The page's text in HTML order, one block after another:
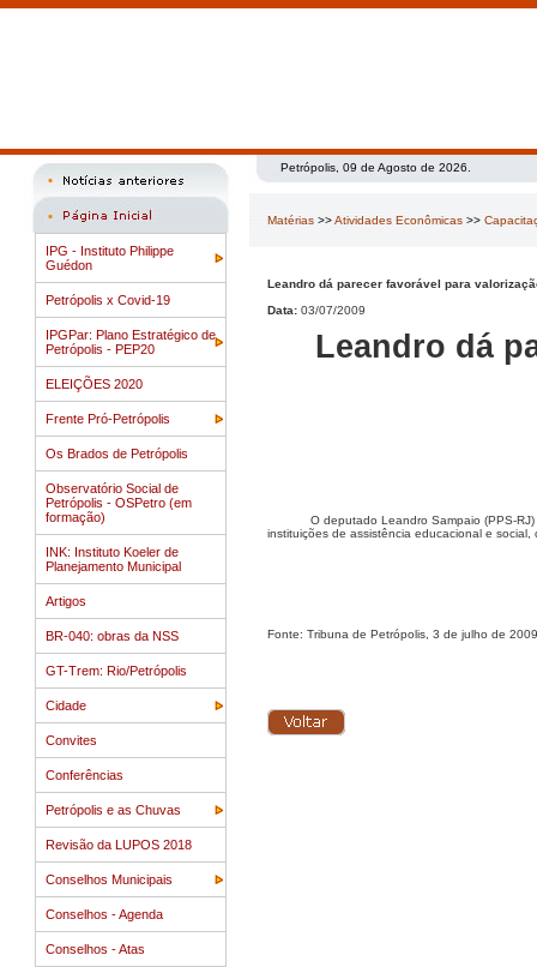
IPG - Instituto Philippe
Guédon
Petrópolis x Covid-19
IPGPar: Plano Estratégico de
Petrópolis - PEP20
ELEIÇÕES 2020
Frente Pró-Petrópolis
Os Brados de Petrópolis
Observatório Social de
Petrópolis - OSPetro (em
formação)
INK: Instituto Koeler de
Planejamento Municipal
Artigos
BR-040: obras da NSS
GT-Trem: Rio/Petrópolis
Cidade
Convites
Conferências
Petrópolis e as Chuvas
Revisão da LUPOS 2018
Conselhos Municipais
Conselhos - Agenda
Conselhos - Atas
Petrópolis, 09 de Agosto de 2026.
Matérias >>Atividades Econômicas >>
Leandro dá parecer favorável para
Data: 03/07/2009
Leandro dá
O deputado Leandro Sampaio (PPS-
instituições de assistência educacional e
Fonte: Tribuna de Petrópolis, 3 de julho de